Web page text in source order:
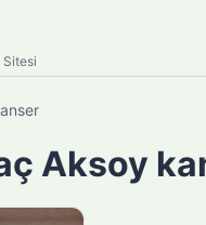
Sitesi
Aksoy